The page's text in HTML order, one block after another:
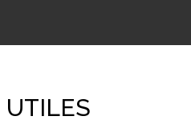
UTILES